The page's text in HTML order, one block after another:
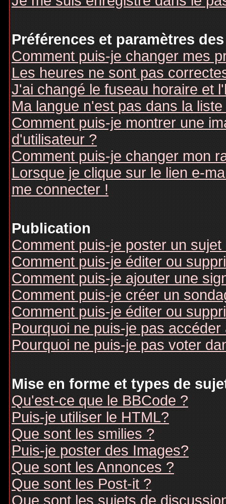
Préférences et paramètres
Comment puis-je changer mes
Les heures ne sont pas
J'ai changé le fuseau horaire et
Ma langue n'est pas dans la liste
Comment puis-je montrer une
d'utilisateur ?
Comment puis-je changer mon
Lorsque je clique sur le lien e-
me connecter !
Publication
Comment puis-je poster un
Comment puis-je éditer ou
Comment puis-je ajouter une
Comment puis-je créer un
Comment puis-je éditer ou
Pourquoi ne puis-je pas accéder
Pourquoi ne puis-je pas voter
Mise en forme et types de
Qu'est-ce que le BBCode ?
Puis-je utiliser le HTML?
Que sont les smilies ?
Puis-je poster des Images?
Que sont les Annonces ?
Que sont les Post-it ?
Que sont les sujets de